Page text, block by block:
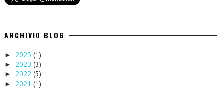
ARCHIVIO BLOG
► 2025 (1)
► 2023 (3)
► 2022 (5)
► 2021 (1)